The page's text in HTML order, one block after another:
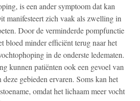
is een ander symptoom dat kan
manifesteert zich vaak als zwelling in
Door de verminderde pompfunctie
bloed minder efficiënt terug naar het
in de onderste ledematen.
kunnen patiënten ook een gevoel van
gebieden ervaren. Soms kan het
omdat het lichaam meer vocht